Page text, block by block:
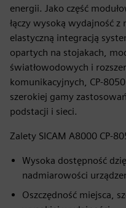
energii. Jako część
łączy wysoką wydajność
elastyczną integracją
opartych na stojakach,
światłowodowych i
komunikacyjnych, CP-
szerokiej gamy
podstacji i sieci.
Zalety SICAM A8000
Wysoka dostępność
nadmiarowości
Oszczędność miejsca,